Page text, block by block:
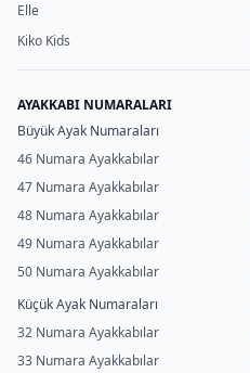
Elle
Kiko Kids
AYAKKABI NUMARALARI
Büyük Ayak Numaraları
46 Numara Ayakkabılar
47 Numara Ayakkabılar
48 Numara Ayakkabılar
49 Numara Ayakkabılar
50 Numara Ayakkabılar
Küçük Ayak Numaraları
32 Numara Ayakkabılar
33 Numara Ayakkabılar